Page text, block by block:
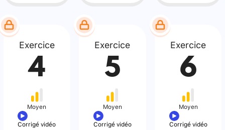
Exercice
4
Moyen
Corrigé vidéo
Exercice
5
Moyen
Corrigé vidéo
Exercice
6
Moyen
Corrigé vidéo